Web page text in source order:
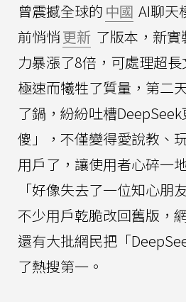
曾震撼全球的 中國 AI聊天
前悄悄更新 了版本，新
力暴漲了8倍，可處理超
極速而犧牲了質量，第二
了鍋，紛紛吐槽
傻」，不僅變得愛說教、
用戶了，讓使用者心碎一
「好像失去了一位知心朋
不少用戶乾脆改回舊版，
還有大批網民把「
了熱搜第一。